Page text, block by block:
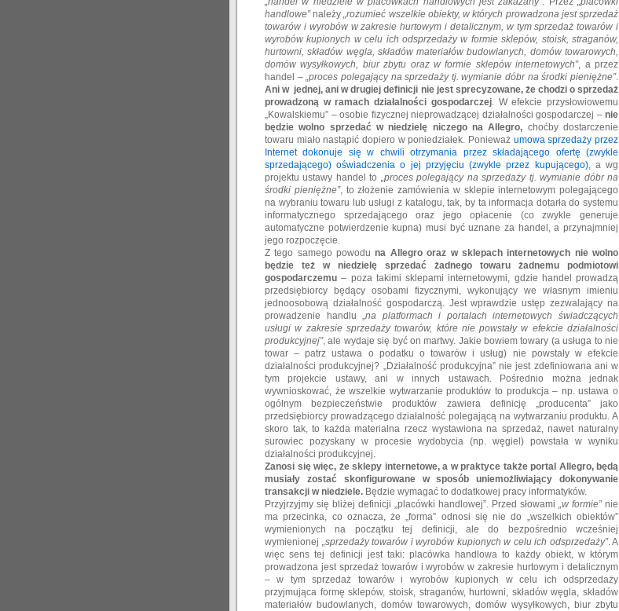
handlowe”należy„rozumieć wszelkie obiekty, w których prowadzona jest sprzedaż
towarów i wyrobów w zakresie hurtowym i detalicznym, w tym sprzedaż towarów i
wyrobów kupionych w celu ich odsprzedaży w formie sklepów, stoisk, straganów,
hurtowni, składów węgla, składów materiałów budowlanych, domów towarowych,
domów wysyłkowych, biur zbytu oraz w formie sklepów internetowych”, a przez
handel –„proces polegający na sprzedaży tj. wymianie dóbr na środki pieniężne”.
Ani w jednej, ani w drugiej definicji nie jest sprecyzowane, że chodzi o sprzedaż
prowadzoną w ramach działalności gospodarczej. W efekcie przysłowiowemu
„Kowalskiemu” – osobie fizycznej nieprowadzącej działalności gospodarczej – nie
będzie wolno sprzedać w niedzielę niczego na Allegro, choćby dostarczenie
towaru miało nastąpić dopiero w poniedziałek. Ponieważ umowa sprzedaży przez
Internet dokonuje się w chwili otrzymania przez składającego ofertę (zwykle
sprzedającego) oświadczenia o jej przyjęciu (zwykle przez kupującego), a wg
projektu ustawy handel to „proces polegający na sprzedaży tj. wymianie dóbr na
środki pieniężne”, to złożenie zamówienia w sklepie internetowym polegającego
na wybraniu towaru lub usługi z katalogu, tak, by ta informacja dotarła do systemu
informatycznego sprzedającego oraz jego opłacenie (co zwykle generuje
automatyczne potwierdzenie kupna) musi być uznane za handel, a przynajmniej
jego rozpoczęcie.
Z tego samego powoduna Allegro oraz w sklepach internetowych nie wolno
będzie też w niedzielę sprzedać żadnego towaru żadnemu podmiotowi
gospodarczemu – poza takimi sklepami internetowymi, gdzie handel prowadzą
przedsiębiorcy będący osobami fizycznymi, wykonujący we własnym imieniu
jednoosobową działalność gospodarczą. Jest wprawdzie ustęp zezwalający na
prowadzenie handlu „na platformach i portalach internetowych świadczących
usługi w zakresie sprzedaży towarów, które nie powstały w efekcie działalności
produkcyjnej”, ale wydaje się być on martwy. Jakie bowiem towary (a usługa to nie
towar – patrz ustawa o podatku o towarów i usług) nie powstały w efekcie
działalności produkcyjnej? „Działalność produkcyjna” nie jest zdefiniowana ani w
tym projekcie ustawy, ani w innych ustawach. Pośrednio można jednak
wywnioskować, że wszelkie wytwarzanie produktów to produkcja – np. ustawa o
ogólnym bezpieczeństwie produktów zawiera definicję „producenta” jako
przedsiębiorcy prowadzącego działalność polegającą na wytwarzaniu produktu. A
skoro tak, to każda materialna rzecz wystawiona na sprzedaż, nawet naturalny
surowiec pozyskany w procesie wydobycia (np. węgiel) powstała w wyniku
działalności produkcyjnej.
Zanosi się więc, że sklepy internetowe, a w praktyce także portal Allegro, będą
musiały zostać skonfigurowane w sposób uniemożliwiający dokonywanie
transakcji w niedziele. Będzie wymagać to dodatkowej pracy informatyków.
Przyjrzyjmy się bliżej definicji „placówki handlowej”. Przed słowami „w formie”nie
ma przecinka, co oznacza, że „forma” odnosi się nie do „wszelkich obiektów”
wymienionych na początku tej definicji, ale do bezpośrednio wcześniej
wymienionej „sprzedaży towarów i wyrobów kupionych w celu ich odsprzedaży”. A
więc sens tej definicji jest taki: placówka handlowa to każdy obiekt, w którym
prowadzona jest sprzedaż towarów i wyrobów w zakresie hurtowym i detalicznym
– w tym sprzedaż towarów i wyrobów kupionych w celu ich odsprzedaży
przyjmująca formę sklepów, stoisk, straganów, hurtowni, składów węgla, składów
materiałów budowlanych, domów towarowych, domów wysyłkowych, biur zbytu